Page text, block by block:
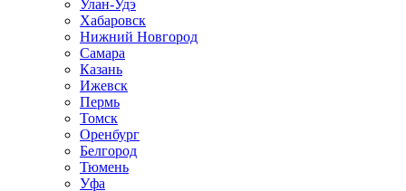
Улан-Удэ
Хабаровск
Нижний Новгород
Самара
Казань
Ижевск
Пермь
Томск
Оренбург
Белгород
Тюмень
Уфа